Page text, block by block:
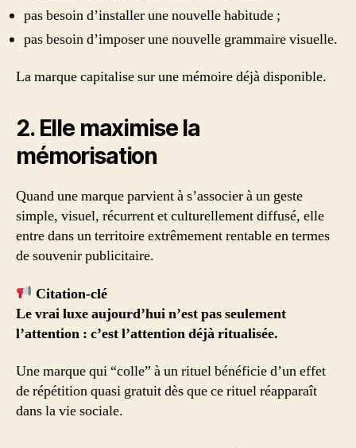
pas besoin d’installer une nouvelle habitude ;
pas besoin d’imposer une nouvelle grammaire visuelle.
La marque capitalise sur une mémoire déjà disponible.
2. Elle maximise la
mémorisation
Quand une marque parvient à s’associer à un geste
simple, visuel, récurrent et culturellement diffusé, elle
entre dans un territoire extrêmement rentable en termes
de souvenir publicitaire.
Citation-clé
Le vrai luxe aujourd’hui n’est pas seulement
l’attention : c’est l’attention déjà ritualisée.
Une marque qui “colle” à un rituel bénéficie d’un effet
de répétition quasi gratuit dès que ce rituel réapparaît
dans la vie sociale.